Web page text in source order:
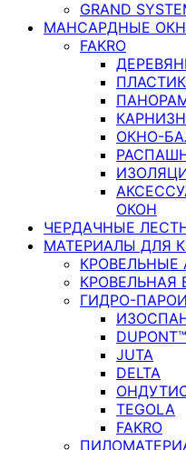
GRAND
МАНСАРДНЫЕ
FAKRO
ОКНО-
ОКОН
ЧЕРДАЧНЫЕ
МАТЕРИАЛЫ ДЛЯ
КРОВЕЛЬНЫЕ
КРОВЕЛЬНАЯ
ГИДРО-
JUTA
DELTA
TEGOLA
FAKRO